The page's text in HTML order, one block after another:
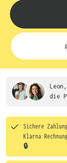
die
Sichere
Klarna
🔒